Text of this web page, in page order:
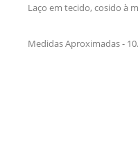
Laço em tecido, cosido à
Medidas Aproximadas -